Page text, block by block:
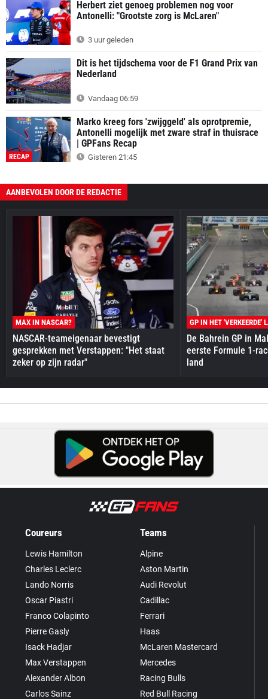
Herbert ziet genoeg problemen nog voor
Antonelli: "Grootste zorg is McLaren"
3 uur geleden
Dit is het tijdschema voor de F1 Grand Prix van
Nederland
Vandaag 06:59
RECAP
Marko kreeg fors 'zwijggeld' als oprotpremie,
Antonelli mogelijk met zware straf in thuisrace
| GPFans Recap
Gisteren 21:45
AANBEVOLEN DOOR DE REDACTIE
MAX IN NASCAR?
NASCAR-teameigenaar bevestigt
gesprekken met Verstappen: "Het staat
zeker op zijn radar"
GP IN HET 'VERKEERDE'
De Bahrein GP in
eerste Formule 1-
land
Coureurs
Lewis Hamilton
Charles Leclerc
Lando Norris
Oscar Piastri
Franco Colapinto
Pierre Gasly
Isack Hadjar
Max Verstappen
Alexander Albon
Carlos Sainz
Teams
Alpine
Aston Martin
Audi Revolut
Cadillac
Ferrari
Haas
McLaren Mastercard
Mercedes
Racing Bulls
Red Bull Racing